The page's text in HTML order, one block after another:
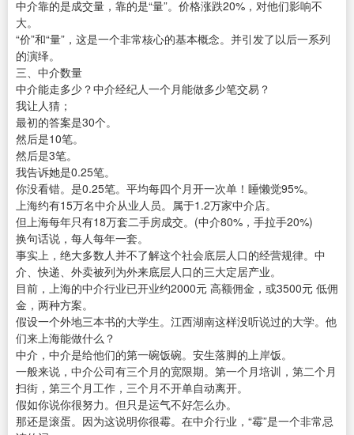
中介靠的是成交量，靠的是“量”。价格涨跌20%，对他们影响不
大。
“价”和“量”，这是一个非常核心的基本概念。并引发了以后一系列
的演绎。
三、中介数量
中介能走多少？中介经纪人一个月能做多少笔交易？
我让人猜；
最初的答案是30个。
然后是10笔。
然后是3笔。
我告诉她是0.25笔。
你没看错。是0.25笔。平均每四个月开一次单！睡懒觉95%。
上海约有15万名中介从业人员。属于1.2万家中介店。
但上海每年只有18万套二手房成交。(中介80%，手拉手20%)
换句话说，每人每年一套。
事实上，绝大多数人并不了解这个社会底层人口的经营规律。中
介、快递、外卖被列为外来底层人口的三大定居产业。
目前，上海的中介行业已开业约2000元 高额佣金，或3500元 低佣
金，两种方案。
假设一个外地三本书的大学生。江西湖南这样没听说过的大学。他
们来上海能做什么？
中介，中介是给他们的第一碗饭碗。安生落脚的上岸饭。
一般来说，中介公司有三个月的宽限期。第一个月培训，第二个月
扫街，第三个月工作，三个月不开单自动离开。
假如你说你很努力。但只是运气不好怎么办。
那还是滚蛋。因为这说明你很霉。在中介行业，“霉”是一个非常忌